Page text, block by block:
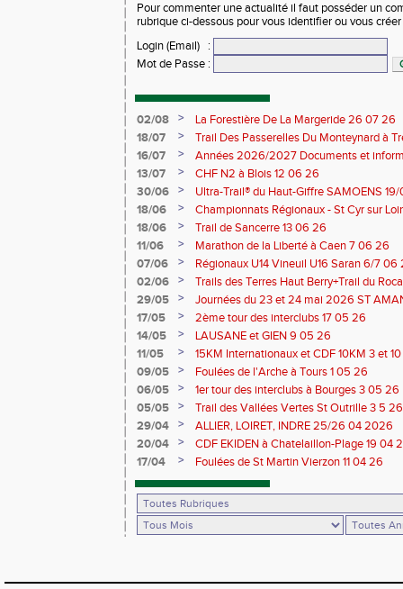
Pour commenter une actualité il faut posséder un
rubrique ci-dessous pour vous identifier ou vous
Login (Email)
:
Mot de Passe :
02/08 >
La Forestière De La Margeride 26 07 26
18/07
>
Trail Des Passerelles Du Monteynard à
16/07
>
Années 2026/2027 Documents et
13/07
>
CHF N2 à Blois 12 06 26
30/06
>
Ultra-Trail® du Haut-Giffre SAMOENS
18/06
>
Championnats Régionaux - St Cyr sur
Saran 13/14 06 26
18/06 >
Trail de Sancerre 13 06 26
11/06
>
Marathon de la Liberté à Caen 7 06 26
07/06
>
Régionaux U14 Vineuil U16 Saran 6/7 06
02/06
>
Trails des Terres Haut Berry+Trail du
du Berry 30/31 05 2026
29/05 >
Journées du 23 et 24 mai 2026 ST
17/05
>
2ème tour des interclubs 17 05 26
14/05
>
LAUSANE et GIEN 9 05 26
11/05
>
15KM Internationaux et CDF 10KM 3 et
09/05
>
Foulées de l'Arche à Tours 1 05 26
06/05
>
1er tour des interclubs à Bourges 3 05 26
05/05
>
Trail des Vallées Vertes St Outrille 3 5 26
29/04
>
ALLIER, LOIRET, INDRE 25/26 04 2026
20/04
>
CDF EKIDEN à Chatelaillon-Plage 19 04
17/04
> Foulées de St Martin Vierzon 11 04 26